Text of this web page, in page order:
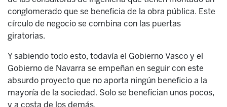
conglomerado que se beneficia de la obra pública. Este
círculo de negocio se combina con las puertas
giratorias.
Y sabiendo todo esto, todavía el Gobierno Vasco y el
Gobierno de Navarra se empeñan en seguir con este
absurdo proyecto que no aporta ningún beneficio a la
mayoría de la sociedad. Solo se benefician unos pocos,
y a costa de los demás.